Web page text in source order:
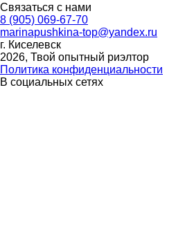
Связаться с нами
8 (905) 069-67-70
marinapushkina-top@yandex.ru
г. Киселевск
2026, Твой опытный риэлтор
Политика конфиденциальности
В социальных сетях